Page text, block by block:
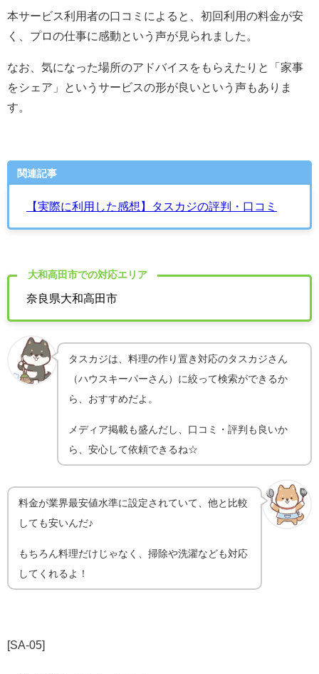
本サービス利用者の口コミによると、初回利用の料金が安
く、プロの仕事に感動という声が見られました。
なお、気になった場所のアドバイスをもらえたりと「家事
をシェア」というサービスの形が良いという声もありま
す。
関連記事
【実際に利用した感想】タスカジの評判・口コミ
大和高田市での対応エリア
奈良県大和高田市
タスカジは、料理の作り置き対応のタスカジさん
（ハウスキーパーさん）に絞って検索ができるか
ら、おすすめだよ。
メディア掲載も盛んだし、口コミ・評判も良いか
ら、安心して依頼できるね☆
料金が業界最安値水準に設定されていて、他と比較
しても安いんだ♪
もちろん料理だけじゃなく、掃除や洗濯なども対応
してくれるよ！
[SA-05]